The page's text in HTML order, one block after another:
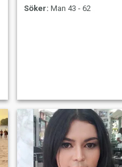
Söker: Man 43 - 62